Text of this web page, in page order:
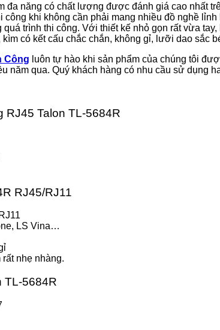
đa năng có chất lượng được đánh giá cao nhất
khi không cần phải mang nhiều đồ nghề
trình thi công. Với thiết kế nhỏ gọn rất vừa
có kết cấu chắc chắn, không gỉ, lưỡi dao sắc
Công luôn tự hào khi sản phẩm của chúng tôi
năm qua. Quý khách hàng có nhu cầu sử dụng
RJ45 Talon TL-5684R
RJ45/RJ11
LS Vina…
nhẹ nhàng.
TL-5684R